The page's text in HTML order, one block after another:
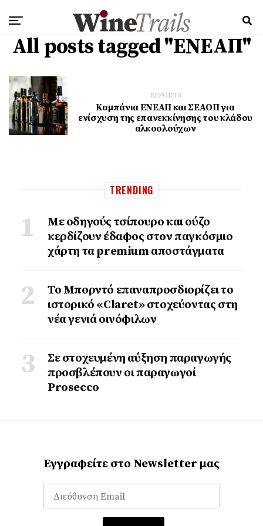
All posts tagged "ΕΝΕΑΠ"
REPORTS
Καμπάνια ΕΝΕΑΠ και ΣΕΑΟΠ για
ενίσχυση της επανεκκίνησης του κλάδου
αλκοολούχων
TRENDING
Με οδηγούς τσίπουρο και ούζο
κερδίζουν έδαφος στoν παγκόσμιο
χάρτη τα premium αποστάγματα
Το Μπορντό επαναπροσδιορίζει το
ιστορικό «Claret» στοχεύοντας στη
νέα γενιά οινόφιλων
Σε στοχευμένη αύξηση παραγωγής
προσβλέπουν οι παραγωγοί
Prosecco
Εγγραφείτε στο Newsletter μας